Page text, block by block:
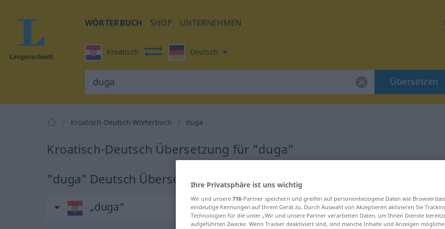
WÖRTERBUCH SHOP UNTERNEHMEN
Kroatisch Deutsch
Übersetzen
Kroatisch-Deutsch Wörterbuch duga
Kroatisch-Deutsch Übersetzung für "duga"
"duga" Deutsch Übersetzung
„duga“
Ihre Privatsphäre ist uns wichtig
Wir und unsere 716-Partner speichern und greifen auf personenbezogene Daten wie
eindeutige Kennungen auf Ihrem Gerät zu. Durch Auswahl von Akzeptieren aktivieren Sie
Technologien für die unter „Wir und unsere Partner verarbeiten Daten, um Ihnen Dienste
aufgeführten Zwecke. Wenn Tracker deaktiviert sind, sind manche Inhalte und Anzeigen